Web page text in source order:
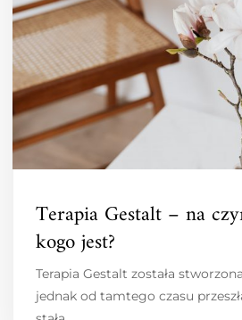
Terapia Gestalt – na
kogo jest?
Terapia Gestalt została
jednak od tamtego czasu